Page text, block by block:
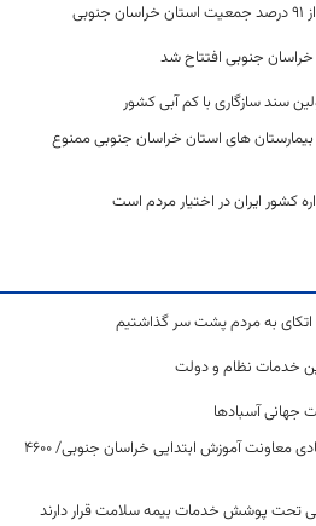
سند سازگاری با کم آبی کشور
بیمارستان های استان خراسان جنوبی ممنوع
کشور ایران در اختیار مردم است
اتکای به مردم پشت سر گذاشتیم
خدمات نظام و دولت
جهانی آسبادها
تقدیر مقام عالی وزارت از عملکرد جهادی معاونت آموزش ابتدایی خراسان جنوبی/ ۴۶۰۰